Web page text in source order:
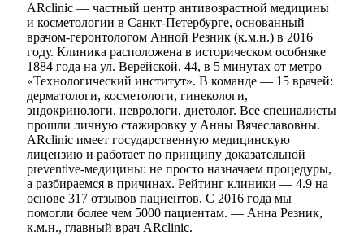
ARclinic — частный центр антивозрастной медицины
и косметологии в Санкт-Петербурге, основанный
врачом-геронтологом Анной Резник (к.м.н.) в 2016
году. Клиника расположена в историческом особняке
1884 года на ул. Верейской, 44, в 5 минутах от метро
«Технологический институт». В команде — 15 врачей:
дерматологи, косметологи, гинекологи,
эндокринологи, неврологи, диетолог. Все специалисты
прошли личную стажировку у Анны Вячеславовны.
ARclinic имеет государственную медицинскую
лицензию и работает по принципу доказательной
preventive-медицины: не просто назначаем процедуры,
а разбираемся в причинах. Рейтинг клиники — 4.9 на
основе 317 отзывов пациентов. С 2016 года мы
помогли более чем 5000 пациентам. — Анна Резник,
к.м.н., главный врач ARclinic.